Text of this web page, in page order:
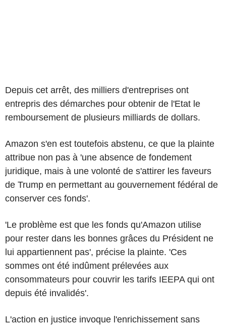
Depuis cet arrêt, des milliers d'entreprises ont
entrepris des démarches pour obtenir de l'Etat le
remboursement de plusieurs milliards de dollars.
Amazon s'en est toutefois abstenu, ce que la plainte
attribue non pas à 'une absence de fondement
juridique, mais à une volonté de s'attirer les faveurs
de Trump en permettant au gouvernement fédéral de
conserver ces fonds'.
'Le problème est que les fonds qu'Amazon utilise
pour rester dans les bonnes grâces du Président ne
lui appartiennent pas', précise la plainte. 'Ces
sommes ont été indûment prélevées aux
consommateurs pour couvrir les tarifs IEEPA qui ont
depuis été invalidés'.
L'action en justice invoque l'enrichissement sans